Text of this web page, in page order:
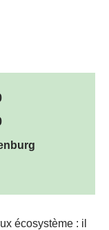
écosystème : il